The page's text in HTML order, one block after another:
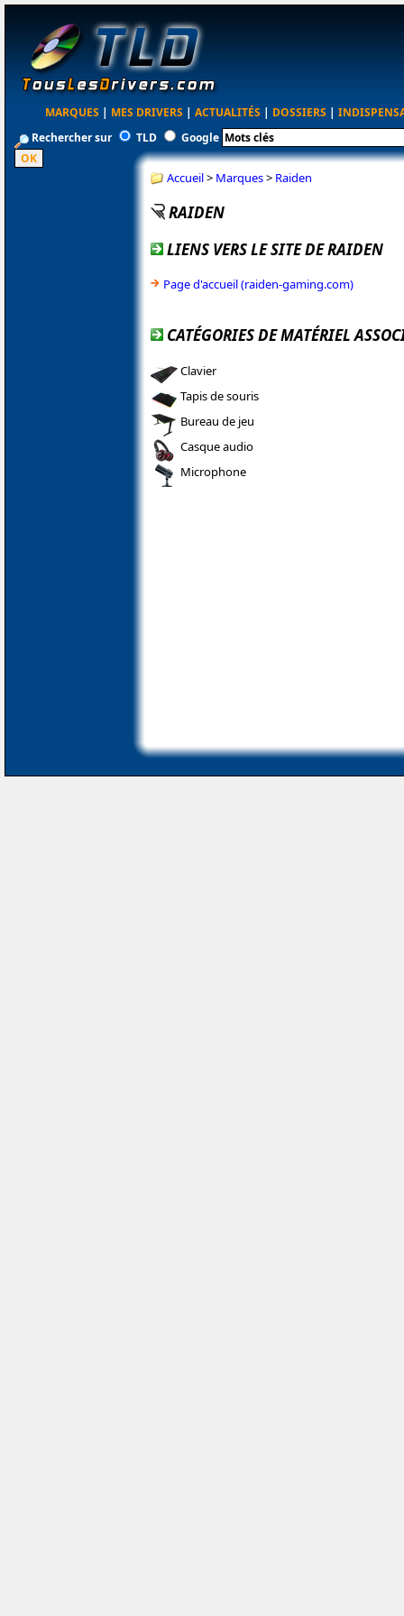
MARQUES | MES DRIVERS | ACTUALITÉS | DOSSIERS |
Rechercher sur
TLD Google
Accueil> Marques> Raiden
RAIDEN
LIENS VERS LE SITE DE RAIDEN
Page d'accueil (raiden-gaming.com)
CATÉGORIES DE MATÉRIEL
Clavier
Tapis de souris
Bureau de jeu
Casque audio
Microphone